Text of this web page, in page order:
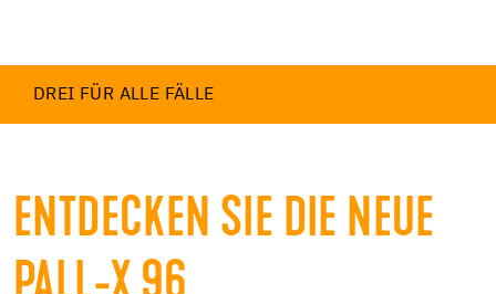
DREI FÜR ALLE FÄLLE
ENTDECKEN SIE DIE NEUE